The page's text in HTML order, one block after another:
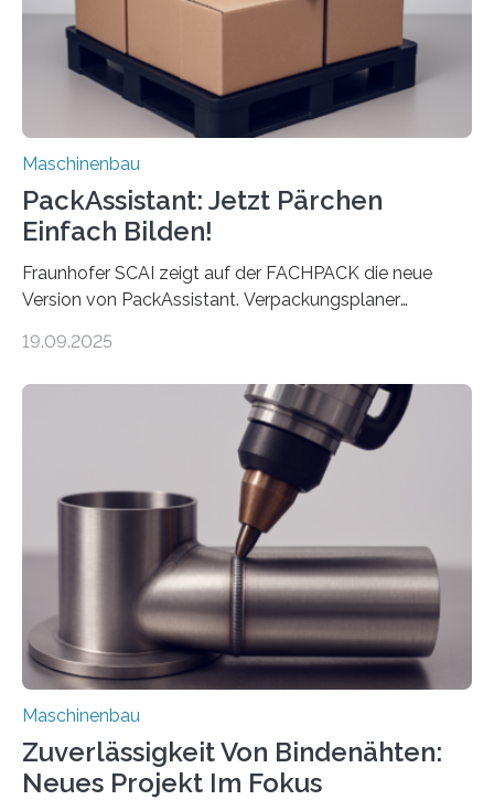
Auftrag kann das Umrüsten…
Maschinenbau
PackAssistant: Jetzt Pärchen
Einfach Bilden!
Fraunhofer SCAI zeigt auf der FACHPACK die neue
Version von PackAssistant. Verpackungsplaner
Automobil, Maschinenbau und in der Zulieferindustrie.
Teile als eine Einheit verpacken. Die Anordnung kann
der Benutzer vorgeben und erhält so mehr Kontrolle
über die Positionierung der Bauteile. Die ebenfalls neue
Automatisierungsschnittstelle dient dazu, die Software
besser in spezifische Unternehmensprozesse
einzubinden. Sankt Augustin – Zur Messe FACHPACK
vom 23. bis 25. September in Nürnberg…
19.09.2025
Maschinenbau
Zuverlässigkeit Von Bindenähten:
Neues Projekt Im Fokus